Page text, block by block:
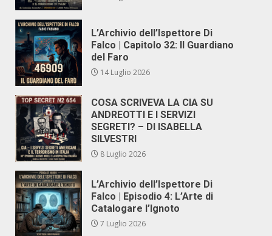
L’Archivio dell’Ispettore Di
Falco | Capitolo 32: Il Guardiano
del Faro
14 Luglio 2026
COSA SCRIVEVA LA CIA SU
ANDREOTTI E I SERVIZI
SEGRETI? – DI ISABELLA
SILVESTRI
8 Luglio 2026
L’Archivio dell’Ispettore Di
Falco | Episodio 4: L’Arte di
Catalogare l’Ignoto
7 Luglio 2026